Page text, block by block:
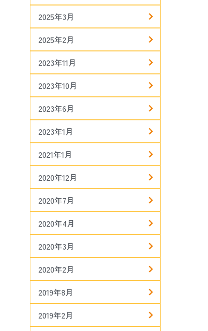
2025年3月
2025年2月
2023年11月
2023年10月
2023年6月
2023年1月
2021年1月
2020年12月
2020年7月
2020年4月
2020年3月
2020年2月
2019年8月
2019年2月